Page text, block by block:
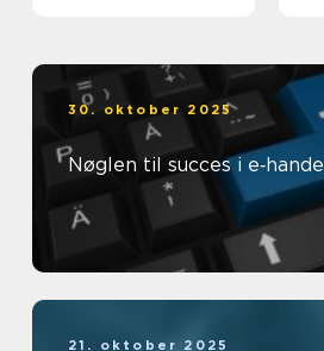
30. oktober 2025
Nøglen til succes i e‑handel
21. oktober 2025